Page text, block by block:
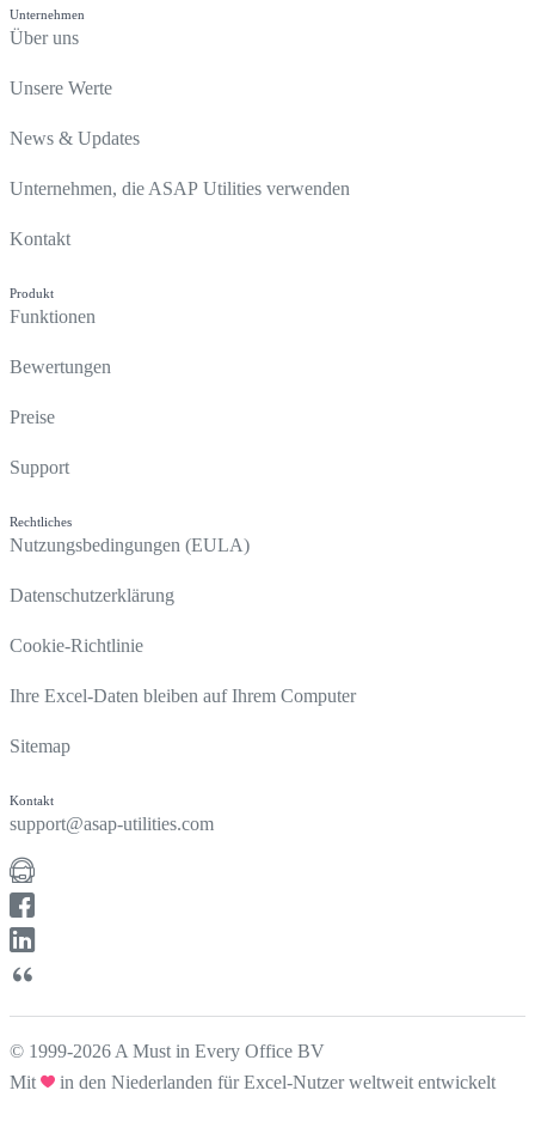
Unternehmen
Über uns
Unsere Werte
News & Updates
Unternehmen, die ASAP Utilities verwenden
Kontakt
Produkt
Funktionen
Bewertungen
Preise
Support
Rechtliches
Nutzungsbedingungen (EULA)
Datenschutzerklärung
Cookie-Richtlinie
Ihre Excel-Daten bleiben auf Ihrem Computer
Sitemap
Kontakt
support@asap-utilities.com
© 1999-2026 A Must in Every Office BV
Mit
in den Niederlanden für Excel-Nutzer weltweit entwickelt